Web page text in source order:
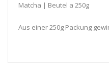
Matcha | Beutel a 250g
Aus einer 250g Packung